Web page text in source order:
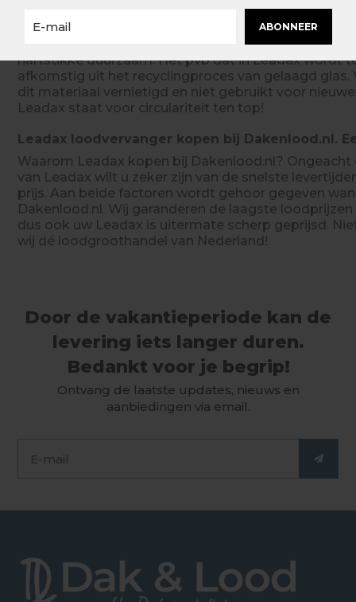
ABONNEER
De oprichters van Leadax zijn uitvoerig met pvb
en ontwikkelde er vervolgens deze loodvervanger
alleen prettig voor iedereen die ermee werkt, maar
hartstikke duurzaam. Het pvb dat in Leadax wordt
afkomstig uit het recyclingproces van gelaagd glas.
dit materiaal vernietigd en niet gebruikt voor
Leadax staat voor circulariteit ten top!
Leadax loodvervanger kopen bij Dakenlood.nl.
Waarom Leadax kopen bij Dakenlood.nl?
van Leadax wilt u zeker zijn van de snelste
prijs. Aan beide factoren wordt gehoor gegeven
Dakenlood.nl. Wij garanderen de laagste
dus ook uw Leadax is uitermate scherp geprijsd.
wij dé loodgroothandel van Nederland!
Door de vakantieperiode kan de
levering iets langer duren.
Bedankt voor je begrip!
Ontvang de laatste updates, nieuws en
aanbiedingen via email.